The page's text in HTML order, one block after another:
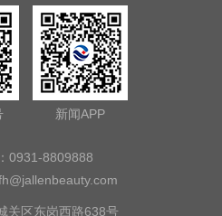
新闻APP
0931-8809888
关区东岗西路638号